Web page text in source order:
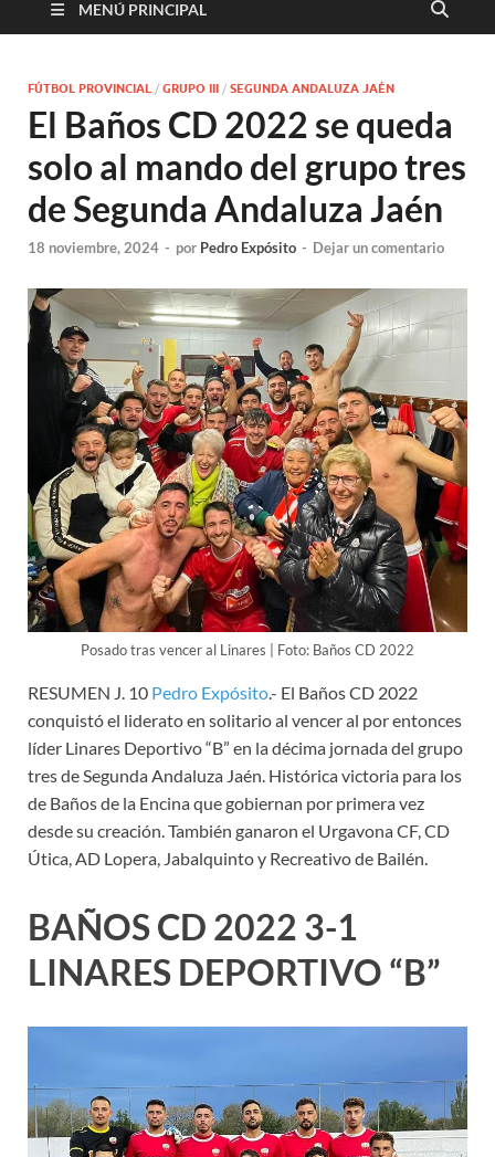
MENÚ PRINCIPAL
FÚTBOL PROVINCIAL / GRUPO III / SEGUNDA ANDALUZA JAÉN
El Baños CD 2022 se queda
solo al mando del grupo tres
de Segunda Andaluza Jaén
18 noviembre, 2024 - por Pedro Expósito - Dejar un comentario
Posado tras vencer al Linares | Foto: Baños CD 2022
RESUMEN J. 10 Pedro Expósito.- El Baños CD 2022
conquistó el liderato en solitario al vencer al por entonces
líder Linares Deportivo “B” en la décima jornada del grupo
tres de Segunda Andaluza Jaén. Histórica victoria para los
de Baños de la Encina que gobiernan por primera vez
desde su creación. También ganaron el Urgavona CF, CD
Útica, AD Lopera, Jabalquinto y Recreativo de Bailén.
BAÑOS CD 2022 3-1
LINARES DEPORTIVO “B”